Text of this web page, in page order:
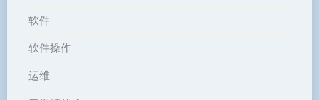
软件
软件操作
运维